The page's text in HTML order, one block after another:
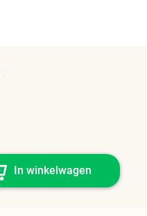
In winkelwagen